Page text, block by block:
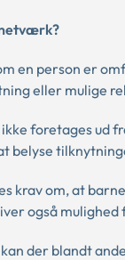
en person er
eller mulige
foretages ud
belyse
krav om, at
også
der blandt